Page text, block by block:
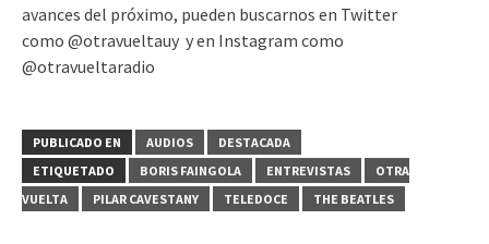
avances del próximo, pueden buscarnos en Twitter
como @otravueltauy y en Instagram como
@otravueltaradio
PUBLICADO EN AUDIOS
DESTACADA
ETIQUETADO
BORIS FAINGOLA ENTREVISTAS
OTRA
VUELTA
PILAR CAVESTANY TELEDOCE THE BEATLES